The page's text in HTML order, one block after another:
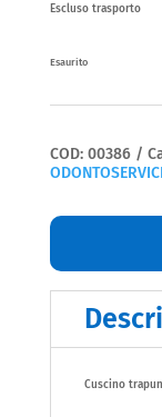
Escluso trasporto
Esaurito
COD: 00386
Cuscino